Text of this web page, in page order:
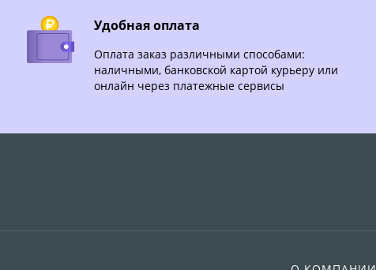
Удобная оплата
Оплата заказ различными способами:
наличными, банковской картой курьеру или
онлайн через платежные сервисы